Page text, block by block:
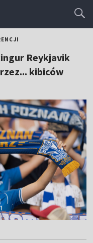
Reykjavik
kibiców